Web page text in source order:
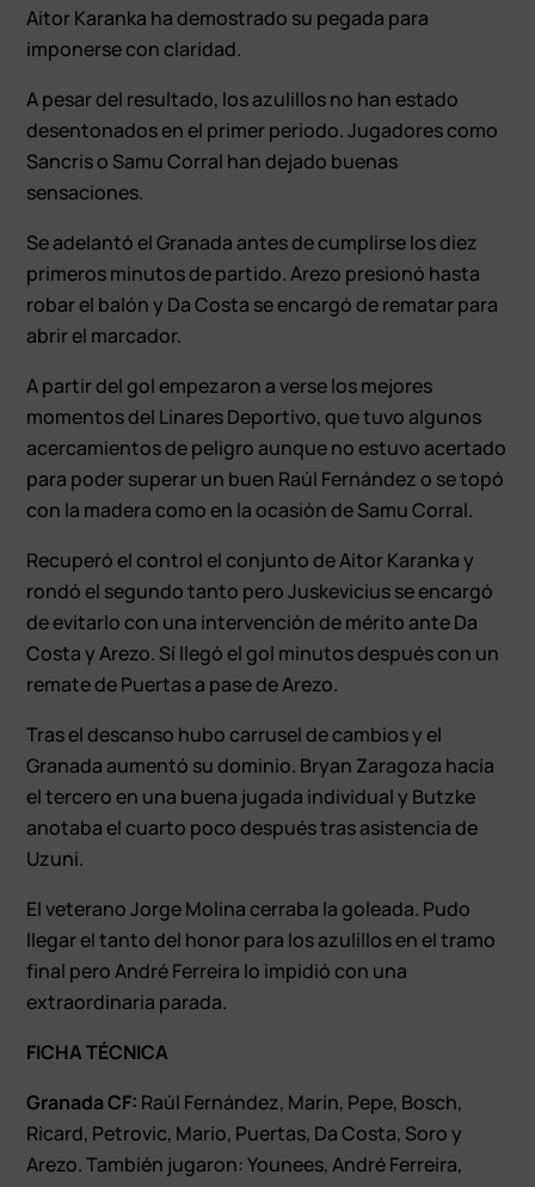
Aitor Karanka ha demostrado su pegada para
imponerse con claridad.
A pesar del resultado, los azulillos no han estado
desentonados en el primer periodo. Jugadores como
Sancris o Samu Corral han dejado buenas
sensaciones.
Se adelantó el Granada antes de cumplirse los diez
primeros minutos de partido. Arezo presionó hasta
robar el balón y Da Costa se encargó de rematar para
abrir el marcador.
A partir del gol empezaron a verse los mejores
momentos del Linares Deportivo, que tuvo algunos
acercamientos de peligro aunque no estuvo acertado
para poder superar un buen Raúl Fernández o se topó
con la madera como en la ocasión de Samu Corral.
Recuperó el control el conjunto de Aitor Karanka y
rondó el segundo tanto pero Juskevicius se encargó
de evitarlo con una intervención de mérito ante Da
Costa y Arezo. Sí llegó el gol minutos después con un
remate de Puertas a pase de Arezo.
Tras el descanso hubo carrusel de cambios y el
Granada aumentó su dominio. Bryan Zaragoza hacía
el tercero en una buena jugada individual y Butzke
anotaba el cuarto poco después tras asistencia de
Uzuni.
El veterano Jorge Molina cerraba la goleada. Pudo
llegar el tanto del honor para los azulillos en el tramo
final pero André Ferreira lo impidió con una
extraordinaria parada.
FICHA TÉCNICA
Granada CF: Raúl Fernández, Marín, Pepe, Bosch,
Ricard, Petrovic, Mario, Puertas, Da Costa, Soro y
Arezo. También jugaron: Younees, André Ferreira,